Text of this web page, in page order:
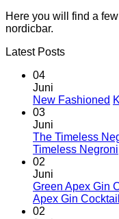
Here you will find a
nordicbar.
Latest Posts
04
Juni
New Fashioned
03
Juni
The Timeless
Timeless Negroni
02
Juni
Green Apex Gin
Apex Gin Cocktail
02